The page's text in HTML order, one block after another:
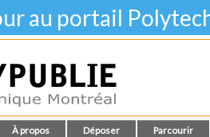
au portail
À propos Déposer Parcourir